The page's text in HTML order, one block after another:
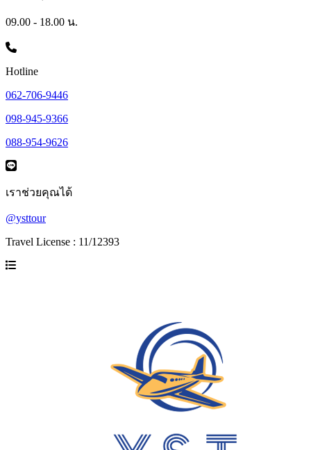
09.00 - 18.00 น.
Hotline
062-706-9446
098-945-9366
088-954-9626
เราช่วยคุณได้
@ysttour
Travel License : 11/12393